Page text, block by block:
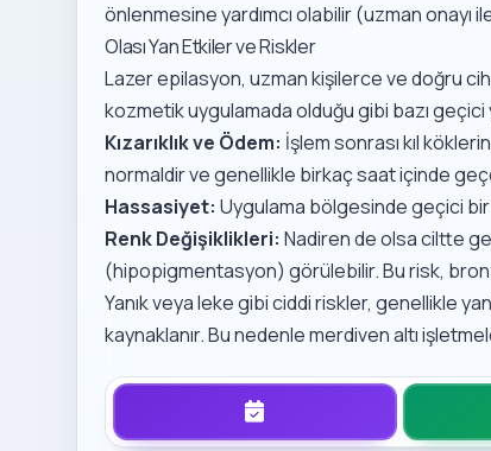
önlenmesine yardımcı olabilir (uzman onayı
Olası Yan Etkiler ve Riskler
Lazer epilasyon, uzman kişilerce ve doğru
kozmetik uygulamada olduğu gibi bazı
Kızarıklık ve Ödem: İşlem sonrası kıl
normaldir ve genellikle birkaç saat içinde
Hassasiyet: Uygulama bölgesinde geçici
Renk Değişiklikleri: Nadiren de olsa ciltte
(hipopigmentasyon) görülebilir. Bu risk,
Yanık veya leke gibi ciddi riskler, genellikle
kaynaklanır. Bu nedenle merdiven altı